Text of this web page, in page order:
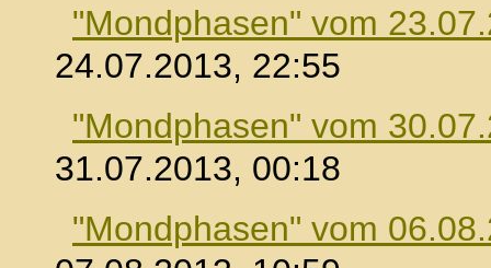
"Mondphasen" vom
24.07.2013, 22:55
"Mondphasen" vom
31.07.2013, 00:18
"Mondphasen" vom